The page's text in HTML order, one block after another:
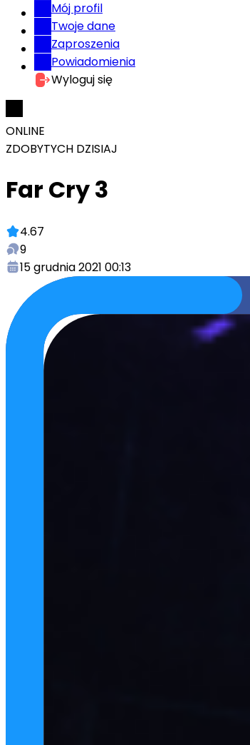
Mój profil
Twoje dane
Zaproszenia
Powiadomienia
Wyloguj się
ONLINE
ZDOBYTYCH DZISIAJ
Far Cry 3
4.67
9
15 grudnia 2021 00:13